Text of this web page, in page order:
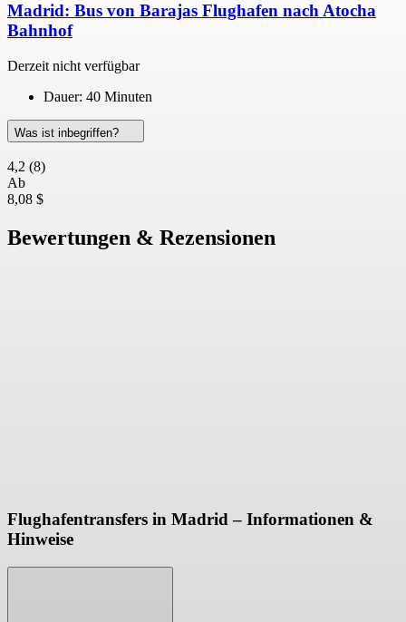
Madrid: Bus von Barajas Flughafen nach Atocha
Bahnhof
Derzeit nicht verfügbar
Dauer: 40 Minuten
Was ist inbegriffen?
4,2 (8)
Ab
8,08 $
Bewertungen & Rezensionen
Flughafentransfers in Madrid – Informationen &
Hinweise